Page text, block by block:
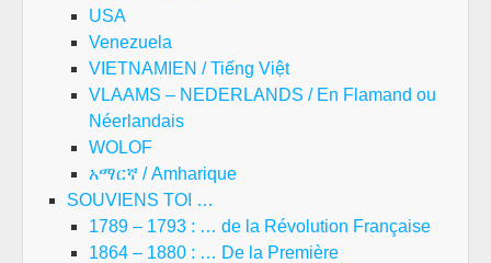
USA
Venezuela
VIETNAMIEN / Tiếng Việt
VLAAMS – NEDERLANDS / En Flamand ou
Néerlandais
WOLOF
አማርኛ / Amharique
SOUVIENS TOI …
1789 – 1793 : … de la Révolution Française
1864 – 1880 : … De la Première